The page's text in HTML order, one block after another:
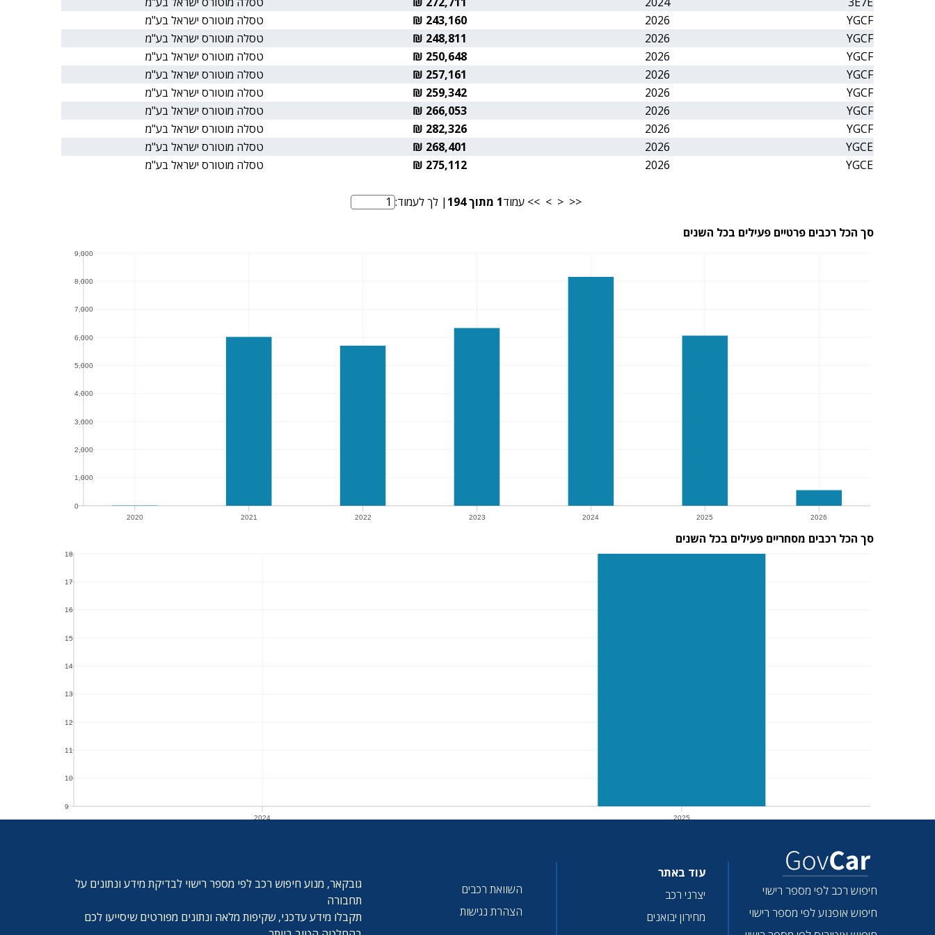
YGCF
2026
243,160 ₪
טסלה מוטורס ישראל בע"מ
YGCF
2026
248,811 ₪
טסלה מוטורס ישראל בע"מ
YGCF
2026
250,648 ₪
טסלה מוטורס ישראל בע"מ
YGCF
2026
257,161 ₪
טסלה מוטורס ישראל בע"מ
YGCF
2026
259,342 ₪
טסלה מוטורס ישראל בע"מ
YGCF
2026
266,053 ₪
טסלה מוטורס ישראל בע"מ
YGCF
2026
282,326 ₪
טסלה מוטורס ישראל בע"מ
YGCE
2026
268,401 ₪
טסלה מוטורס ישראל בע"מ
YGCE
2026
275,112 ₪ טסלה מוטורס ישראל בע"מ
<<
<
>
>> עמוד1 מתוך194 מספר עמוד
| לך לעמוד:
סך הכל רכבים פרטיים פעילים בכל השנים
2020 2021 2022 2023 2024 2025 2026
2025 2026
0
1,000
2,000
3,000
4,000
5,000
6,000
7,000
8,000
9,000
סך הכל רכבים מסחריים פעילים בכל השנים
2024 2025
9
10
11
12
13
14
15
16
17
18
חיפוש רכב לפי מספר רישוי
חיפוש אופנוע לפי מספר רישוי
עוד באתר
יצרני רכב
מחירון יבואנים
השוואת רכבים
הצהרת נגישות
גובקאר, מנוע חיפוש רכב לפי מספר רישוי לבדיקת מידע ונתונים על
תחבורה
תקבלו מידע עדכני, שקיפות מלאה ונתונים מפורטים שיסייעו לכם